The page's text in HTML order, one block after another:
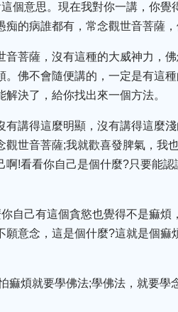
個意思。現在我對你一講，你覺
的病誰都有，常念觀世音菩薩，
音菩薩，沒有這種的大威神力，
佛不會隨便講的，一定是有這
決了，給你找出來一個方法。
講得這麼明顯，沒有講得這麼
世音菩薩;我就歡喜發脾氣，我
!看看你自己是個什麼?只要能
自己有這個貪慾也覺得不是痲煩
意念，這是個什麼?這就是個痲
煩就要學佛法;學佛法，就要學